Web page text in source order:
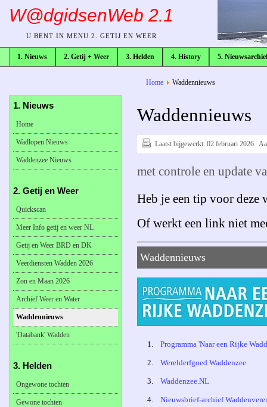
W@dgidsenWeb 2.1
U BENT IN MENU 2. GETIJ EN WEER
1. Nieuws 2. Getij + Weer 3. Helden 4. History 5.
broodkruimelpad
Home Waddennieuws
Waddennieuws
Laatst bijgewerkt: 02 februari 2026
met controle en update
Heb je een tip voor deze
Of werkt een link niet
Waddennieuws
1. Programma 'Naar een Rijke
2. Werelderfgoed Waddenzee
3. Waddenzee.NL
4. Nieuwsbrief-archief
1. Nieuws
Home
Wadlopen Nieuws
Waddenzee Nieuws
2. Getij en Weer
Quickscan
Meer Info getij en weer NL
Getij en Weer BRD en DK
Veerdiensten Wadden 2026
Zon en Maan 2026
Archief Weer en Water
Waddennieuws
'Databank' Wadden
3. Helden
Ongewone tochten
Gewone tochten